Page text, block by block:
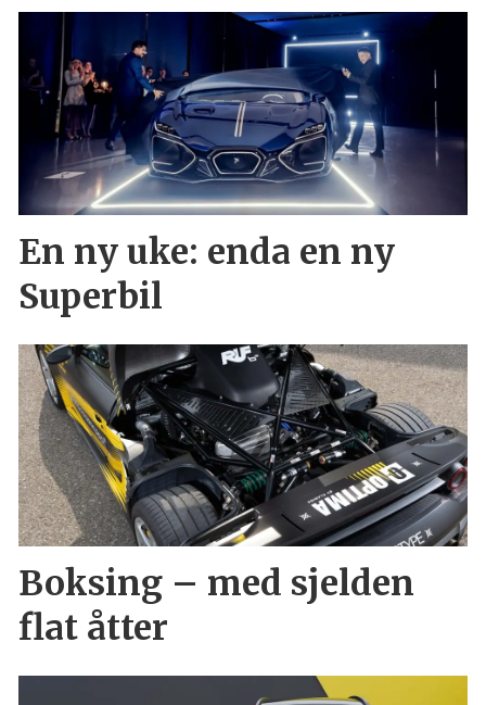
En ny uke: enda en ny
Superbil
Boksing – med sjelden
flat åtter